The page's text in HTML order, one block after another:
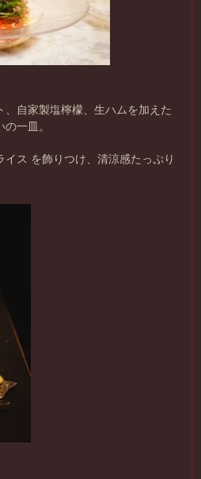
自家製塩檸檬、生ハムを加えた
一皿。
ス を飾りつけ、清涼感たっぷり